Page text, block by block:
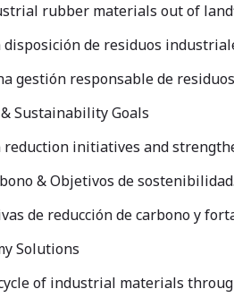
rubber materials out of
disposición de residuos
gestión responsable de
Sustainability Goals
initiatives and
& Objetivos de sostenibilidad.
de reducción de carbono y
Solutions
of industrial materials